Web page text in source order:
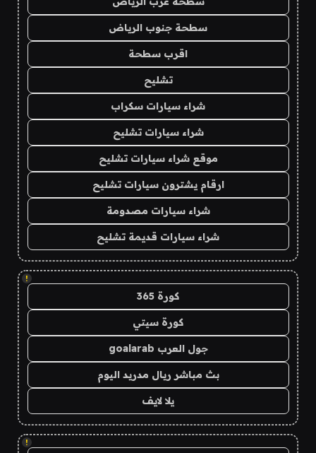
سطحة جنوب الرياض
اقرب سطحة
تشليح
شراء سيارات سكراب
شراء سيارات تشليح
موقع شراء سيارات تشليح
ارقام يشترون سيارات تشليح
شراء سيارات مصدومة
شراء سيارات قديمة تشليح
!
كورة 365
كورة سيتي
جول العرب goalarab
بث مباشر ريال مدريد اليوم
يلا لايف
!